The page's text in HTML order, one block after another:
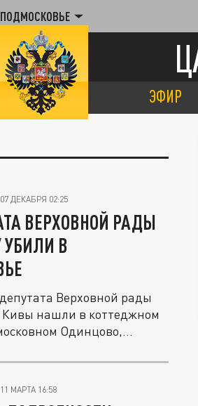
ПОДМОСКОВЬЕ
ЭФИР
07 ДЕКАБРЯ 02:25
ВЕРХОВНОЙ РАДЫ
В
Верховной рады
нашли в коттеджном
Одинцово,...
11 МАРТА 16:58